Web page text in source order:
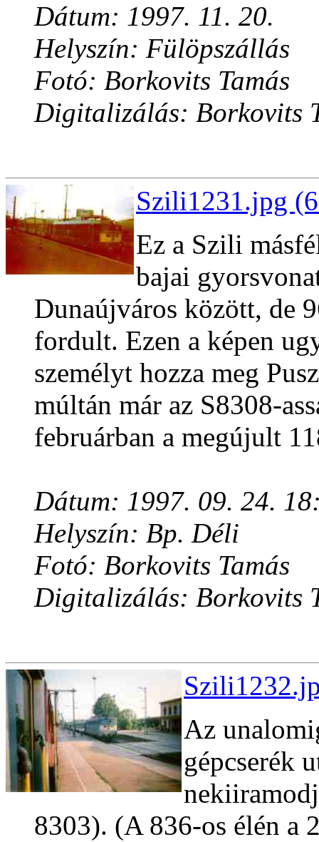
Dátum: 1997. 11. 20.
Helyszín: Fülöpszállás
Fotó: Borkovits Tamás
Digitalizálás: Borkovits
Szili1231.jpg
Ez a Szili
bajai
Dunaújváros között, de
fordult. Ezen a képen
személyt hozza meg
múltán már az S8308-
februárban a megújult
Dátum: 1997. 09. 24.
Helyszín: Bp. Déli
Fotó: Borkovits Tamás
Digitalizálás: Borkovits
Az
gépcserék
8303). (A 836-os élén a